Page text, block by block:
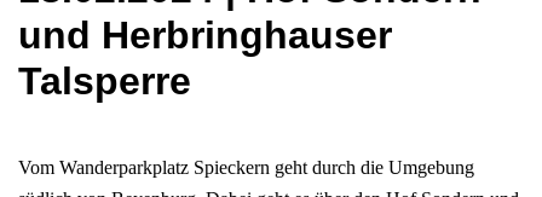
und Herbringhauser
Talsperre
Vom Wanderparkplatz Spieckern geht durch die Umgebung